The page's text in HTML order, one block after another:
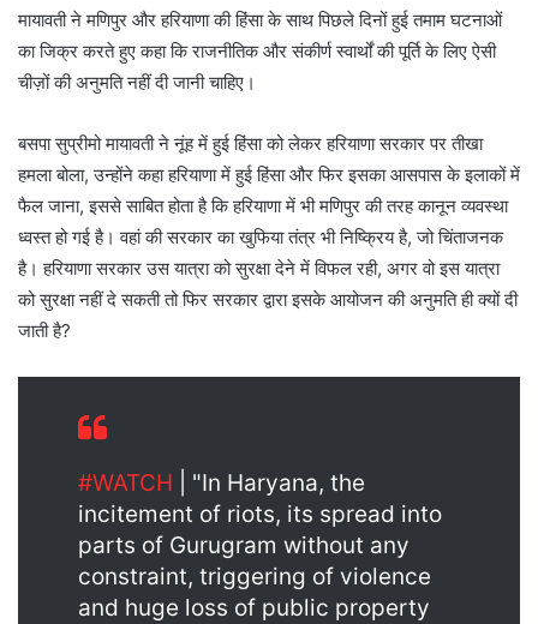
मायावती ने मणिपुर और हरियाणा की हिंसा के साथ पिछले दिनों हुई तमाम घटनाओं
का जिक्र करते हुए कहा कि राजनीतिक और संकीर्ण स्वार्थों की पूर्ति के लिए ऐसी
चीज़ों की अनुमति नहीं दी जानी चाहिए।
बसपा सुप्रीमो मायावती ने नूंह में हुई हिंसा को लेकर हरियाणा सरकार पर तीखा
हमला बोला, उन्होंने कहा हरियाणा में हुई हिंसा और फिर इसका आसपास के इलाकों में
फैल जाना, इससे साबित होता है कि हरियाणा में भी मणिपुर की तरह कानून व्यवस्था
ध्वस्त हो गई है। वहां की सरकार का खुफिया तंत्र भी निष्क्रिय है, जो चिंताजनक
है। हरियाणा सरकार उस यात्रा को सुरक्षा देने में विफल रही, अगर वो इस यात्रा
को सुरक्षा नहीं दे सकती तो फिर सरकार द्वारा इसके आयोजन की अनुमति ही क्यों दी
जाती है?
#WATCH | "In Haryana, the
incitement of riots, its spread into
parts of Gurugram without any
constraint, triggering of violence
and huge loss of public property